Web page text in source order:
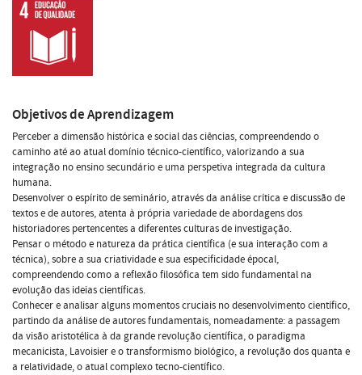
Objetivos de Aprendizagem
Perceber a dimensão histórica e social das ciências, compreendendo o
caminho até ao atual domínio técnico-científico, valorizando a sua
integração no ensino secundário e uma perspetiva integrada da cultura
humana.
Desenvolver o espírito de seminário, através da análise crítica e discussão de
textos e de autores, atenta à própria variedade de abordagens dos
historiadores pertencentes a diferentes culturas de investigação.
Pensar o método e natureza da prática científica (e sua interação com a
técnica), sobre a sua criatividade e sua especificidade épocal,
compreendendo como a reflexão filosófica tem sido fundamental na
evolução das ideias científicas.
Conhecer e analisar alguns momentos cruciais no desenvolvimento científico,
partindo da análise de autores fundamentais, nomeadamente: a passagem
da visão aristotélica à da grande revolução científica, o paradigma
mecanicista, Lavoisier e o transformismo biológico, a revolução dos quanta e
a relatividade, o atual complexo tecno-científico.